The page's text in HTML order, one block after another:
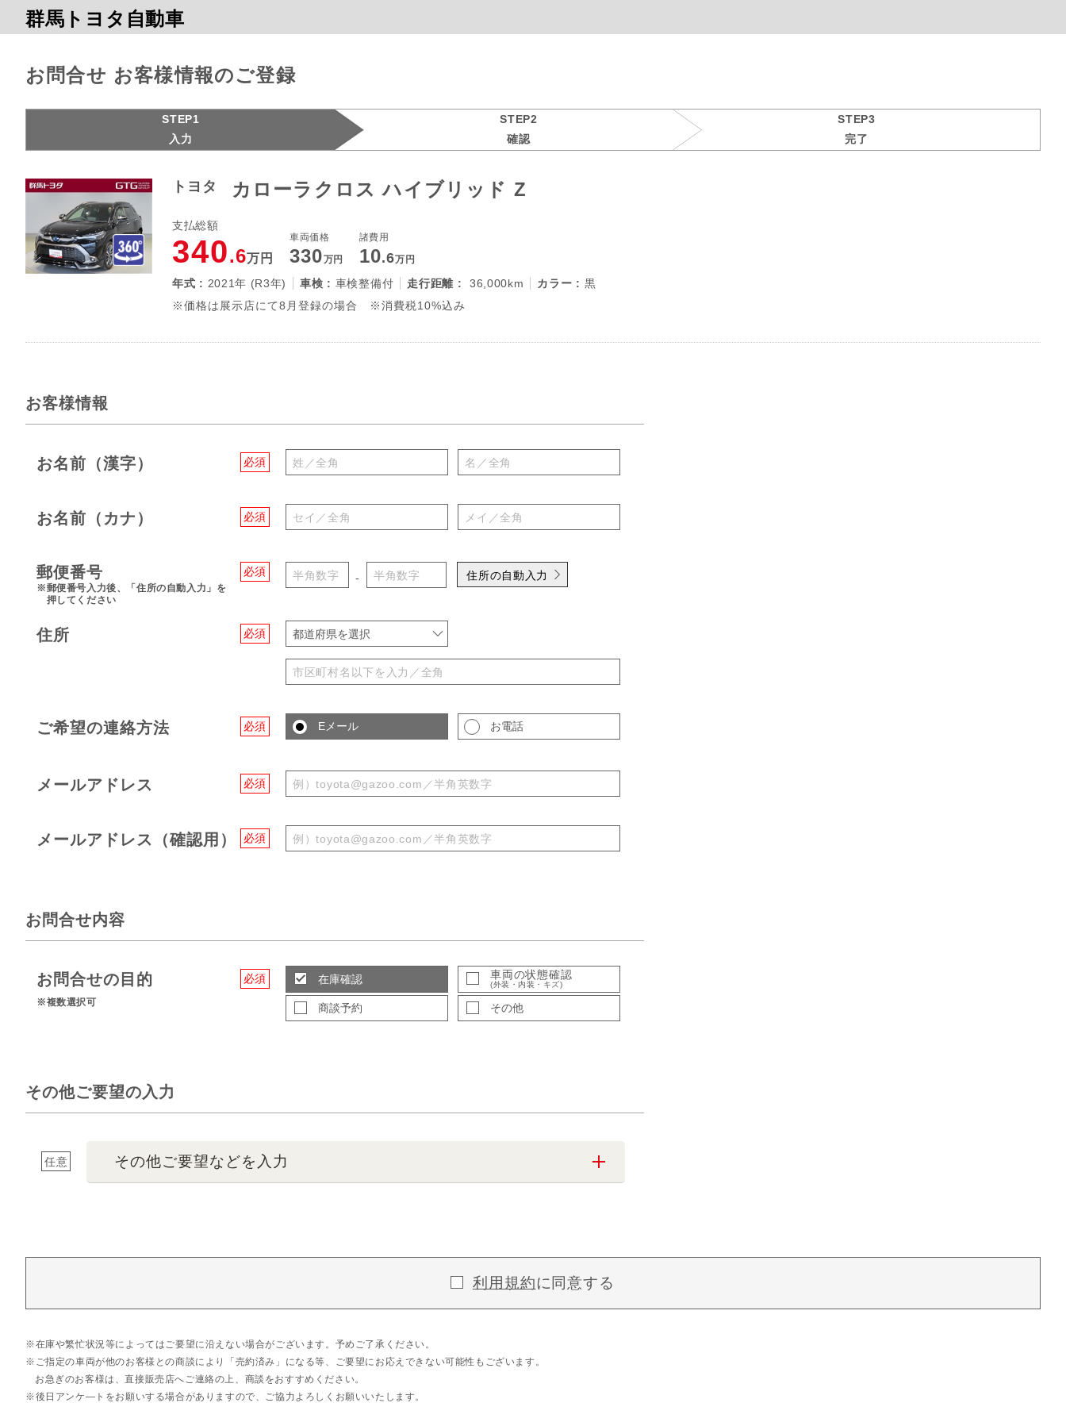
群馬トヨタ自動車
お問合せ お客様情報のご登録
STEP1
入力
STEP2
確認
STEP3
完了
トヨタ カローラクロス ハイブリッド Z
支払総額
340.6万円
車両価格
330万円
諸費用
10.6万円
年式 : 2021年 (R3年) 車検 : 車検整備付 走行距離 : 36,000km カラー : 黒
※価格は展示店にて8月登録の場合 ※消費税10%込み
お客様情報
必須
お名前（漢字）
必須
お名前（カナ）
必須
郵便番号
※郵便番号入力後、「住所の自動入力」を
押してください
- 住所の自動入力
必須
住所 都道府県を選択
必須
ご希望の連絡方法 Eメール お電話
必須
メールアドレス
必須
メールアドレス（確認用）
お問合せ内容
必須
お問合せの目的
※複数選択可
在庫確認 車両の状態確認
(外装・内装・キズ)
商談予約 その他
その他ご要望の入力
任意 その他ご要望などを入力
利用規約に同意する
在庫や繁忙状況等によってはご要望に沿えない場合がございます。予めご了承ください。
ご指定の車両が他のお客様との商談により「売約済み」になる等、ご要望にお応えできない可能性もございます。
お急ぎのお客様は、直接販売店へご連絡の上、商談をおすすめください。
後日アンケ―トをお願いする場合がありますので、ご協力よろしくお願いいたします。